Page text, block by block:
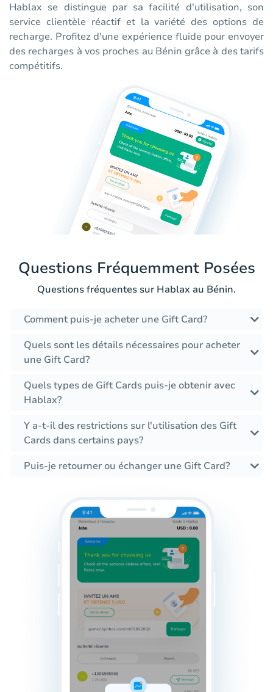
Hablax se distingue par sa facilité d'utilisation, son
service clientèle réactif et la variété des options de
recharge. Profitez d'une expérience fluide pour envoyer
des recharges à vos proches au Bénin grâce à des tarifs
compétitifs.
Questions Fréquemment Posées
Questions fréquentes sur Hablax au Bénin.
Comment puis-je acheter une Gift Card?
Quels sont les détails nécessaires pour acheter
une Gift Card?
Quels types de Gift Cards puis-je obtenir avec
Hablax?
Y a-t-il des restrictions sur l'utilisation des Gift
Cards dans certains pays?
Puis-je retourner ou échanger une Gift Card?